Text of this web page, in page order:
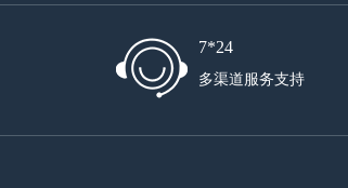
7*24
多渠道服务支持